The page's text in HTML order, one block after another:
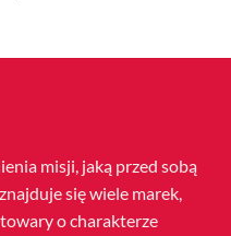
misji, jaką przed sobą
się wiele marek,
o charakterze